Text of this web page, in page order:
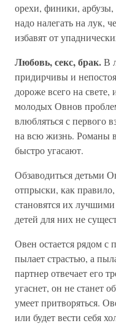
орехи, финики,
надо налегать на лук,
избавят от
Любовь, секс, брак.В
придирчивы и
дороже всего на
молодых Овнов
влюбляться с первого
на всю жизнь. Романы
быстро угасают.
Обзаводиться детьми
отпрыски, как
становятся их
детей для них не
Овен остается рядом с
пылает страстью, а
партнер отвечает его
угаснет, он не станет
умеет притворяться.
или будет вести себя